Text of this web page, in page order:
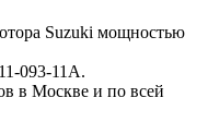
Suzuki мощностью
093-11A.
в Москве и по всей